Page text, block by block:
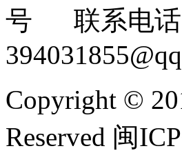
号 联系电话
Copyright ©
Reserved 闽